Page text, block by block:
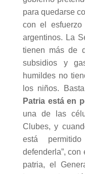
para quedarse
con el
argentinos. La
tienen más de
subsidios y
humildes no
los niños.
Patria está en
una de las
Clubes, y
está
defenderla”,
patria, el